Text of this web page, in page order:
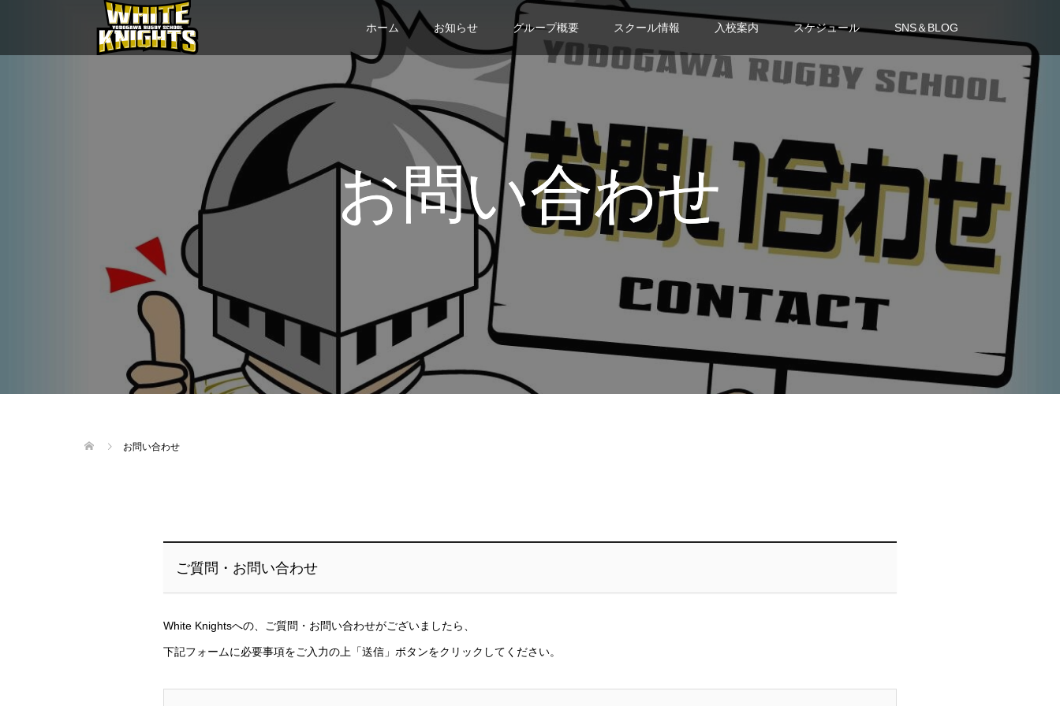
ホーム お知らせ グループ概要 スクール情報 入校案内 スケジュール SNS＆BLOG
お問い合わせ
お問い合わせ
ご質問・お問い合わせ
White Knightsへの、ご質問・お問い合わせがございましたら、
下記フォームに必要事項をご入力の上「送信」ボタンをクリックしてください。